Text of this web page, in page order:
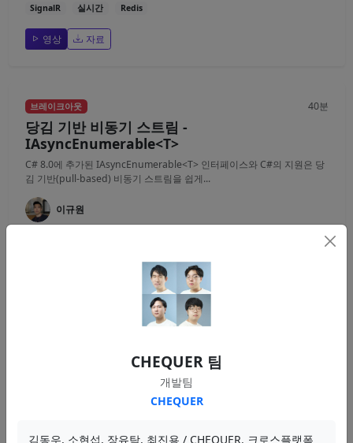
SignalR 실시간 Redis
영상 자료
브레이크아웃 40분
당김 기반 비동기 스트림 -
IAsyncEnumerable<T>
C# 8.0에 추가된 IAsyncEnumerable<T> 인터페이스와 C#의 지원은 당
김 기반(pull-based) 비동기 스트림을 쉽게...
이규원
YARP를 이용한 리버스 프록시 서버 구축
YARP(Yet Another Reverse Proxy)는 쉽고 빠르게 프록시 서버를 구축할
수 있는 리버스 프록시 도구입니다. 기본적인...
CHEQUER 팀
개발팀
CHEQUER
김동우, 소현섭, 장유탁, 최진용 / CHEQUER. 크로스플랫폼